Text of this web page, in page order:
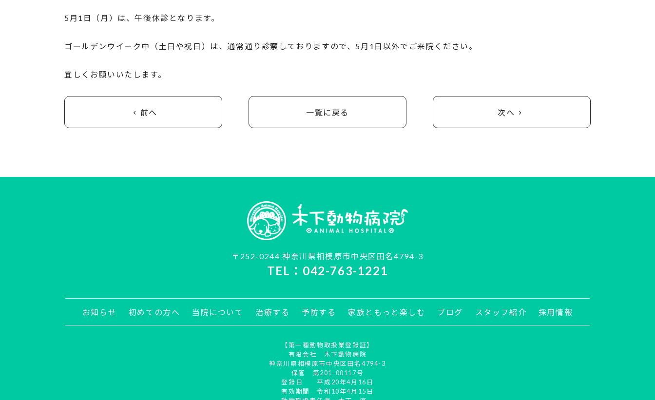
5月1日（月）は、午後休診となります。
ゴールデンウイーク中（土日や祝日）は、通常通り診察しておりますので、5月1日以外でご来院ください。
宜しくお願いいたします。
次へ
一覧に戻る
前へ
〒252-0244 神奈川県相模原市中央区田名4794-3
TEL：042-763-1221
お知らせ 初めての方へ 当院について 治療する 予防する 家族ともっと楽しむ ブログ スタッフ紹介 採用情報
【第一種動物取扱業登録証】
有限会社 木下動物病院
神奈川県相模原市中央区田名4794-3
保管 第201-00117号
登録日 平成20年4月16日
有効期間 令和10年4月15日